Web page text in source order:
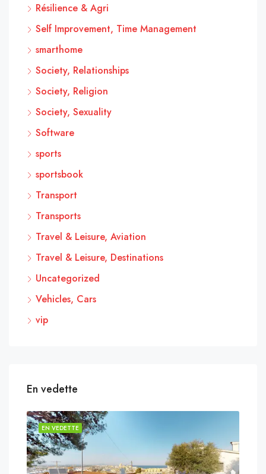
Résilience & Agri
Self Improvement, Time Management
smarthome
Society, Relationships
Society, Religion
Society, Sexuality
Software
sports
sportsbook
Transport
Transports
Travel & Leisure, Aviation
Travel & Leisure, Destinations
Uncategorized
Vehicles, Cars
vip
En vedette
EN VEDETTE